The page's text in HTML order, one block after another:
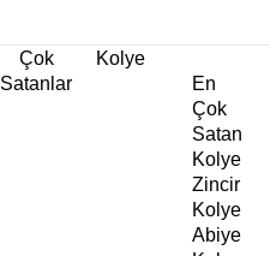
Çok
Satanlar
Kolye
En
Çok
Satan
Kolye
Zincir
Kolye
Abiye